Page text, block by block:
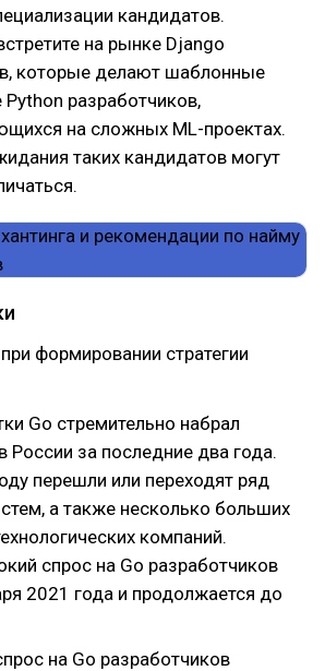
кандидатов.
на рынке Django
которые делают шаблонные
разработчиков,
на сложных ML-проектах.
таких кандидатов могут
формировании стратегии
Go стремительно набрал
России за последние два года.
перешли или переходят ряд
а также несколько больших
компаний.
спрос на Go разработчиков
2021 года и продолжается до
на Go разработчиков